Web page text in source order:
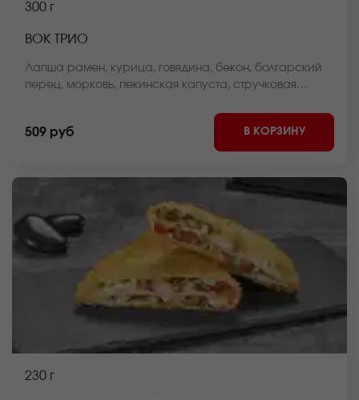
300 г
ВОК ТРИО
Лапша рамен, курица, говядина, бекон, болгарский
перец, морковь, пекинская капуста, стручковая
блюда может отличаться от фото на сайте.
509 руб В КОРЗИНУ
230 г